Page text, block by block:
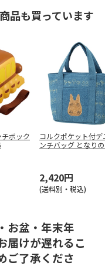
品も買っています
ボック
コルクポケット付デ
ンチバッグ となり
2,420円
(送料別・税込)
お盆・年末年
届けが遅れるこ
ご了承くださ